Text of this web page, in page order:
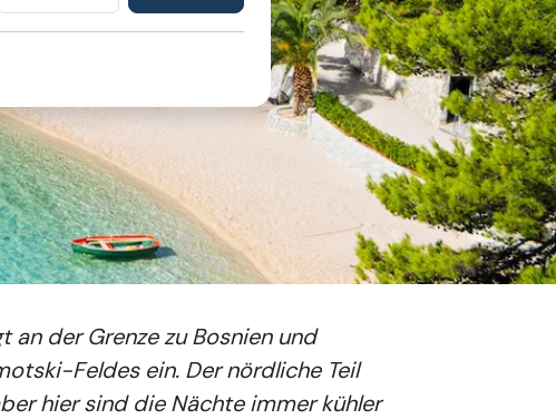
der Grenze zu Bosnien und
Feldes ein. Der nördliche Teil
hier sind die Nächte immer kühler